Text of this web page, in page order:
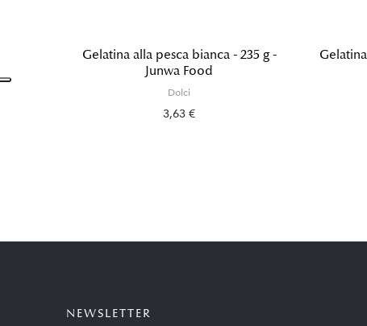
Gelatina alla pesca bianca - 235 g -
Junwa Food
Dolci
3,63 €
NEWSLETTER